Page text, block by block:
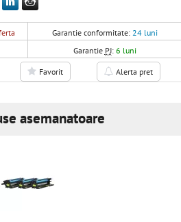
Garantie conformitate: 24 luni
Garantie PJ: 6 luni
Favorit Alerta pret
asemanatoare